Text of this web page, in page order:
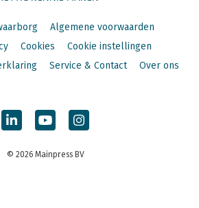
Algemene voorwaarden
Cookies
Cookie instellingen
Service & Contact Over ons
© 2026 Mainpress BV